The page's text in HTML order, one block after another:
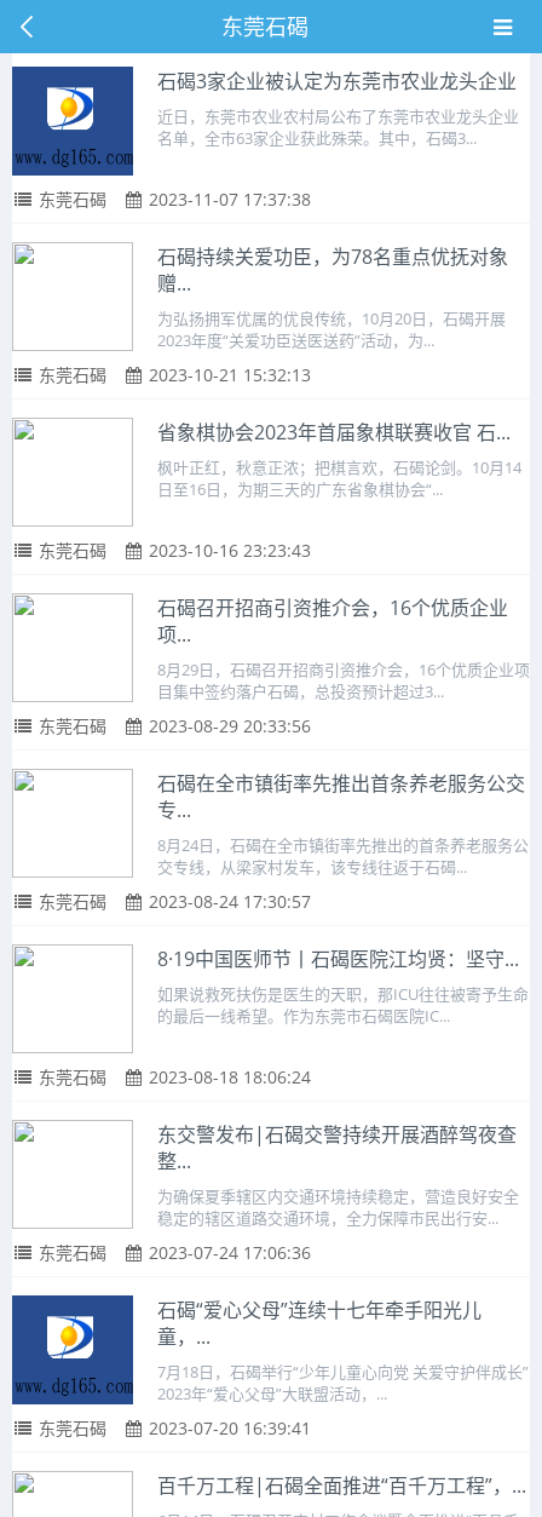
东莞石碣
石碣3家企业被认定为东莞市农业龙头企业
近日，东莞市农业农村局公布了东莞市农业龙头企业
名单，全市63家企业获此殊荣。其中，石碣3...
东莞石碣 2023-11-07 17:37:38
石碣持续关爱功臣，为78名重点优抚对象
赠...
为弘扬拥军优属的优良传统，10月20日，石碣开展
2023年度“关爱功臣送医送药”活动，为...
东莞石碣 2023-10-21 15:32:13
省象棋协会2023年首届象棋联赛收官 石...
枫叶正红，秋意正浓；把棋言欢，石碣论剑。10月14
日至16日，为期三天的广东省象棋协会“...
东莞石碣 2023-10-16 23:23:43
石碣召开招商引资推介会，16个优质企业
项...
8月29日，石碣召开招商引资推介会，16个优质企业项
目集中签约落户石碣，总投资预计超过3...
东莞石碣 2023-08-29 20:33:56
石碣在全市镇街率先推出首条养老服务公交
专...
8月24日，石碣在全市镇街率先推出的首条养老服务公
交专线，从梁家村发车，该专线往返于石碣...
东莞石碣 2023-08-24 17:30:57
8·19中国医师节丨石碣医院江均贤：坚守...
如果说救死扶伤是医生的天职，那ICU往往被寄予生命
的最后一线希望。作为东莞市石碣医院IC...
东莞石碣 2023-08-18 18:06:24
东交警发布|石碣交警持续开展酒醉驾夜查
整...
为确保夏季辖区内交通环境持续稳定，营造良好安全
稳定的辖区道路交通环境，全力保障市民出行安...
东莞石碣 2023-07-24 17:06:36
石碣“爱心父母”连续十七年牵手阳光儿
童，...
7月18日，石碣举行“少年儿童心向党 关爱守护伴成长”
2023年“爱心父母”大联盟活动，...
东莞石碣 2023-07-20 16:39:41
百千万工程|石碣全面推进“百千万工程”，...